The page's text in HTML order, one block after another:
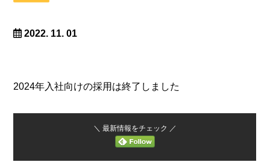
2022. 11. 01
2024年入社向けの採用は終了しました
＼ 最新情報をチェック ／